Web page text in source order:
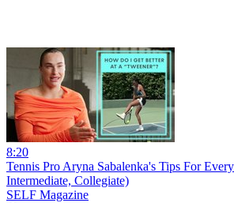
8:20
Tennis Pro Aryna Sabalenka's Tips For
Intermediate, Collegiate)
SELF Magazine